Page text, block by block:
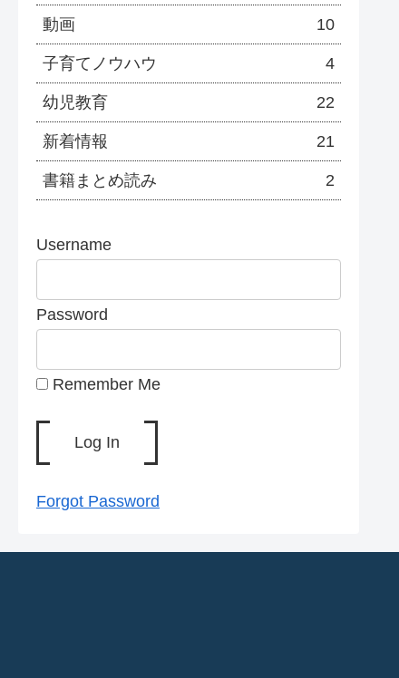
動画 10
子育てノウハウ 4
幼児教育 22
新着情報 21
書籍まとめ読み 2
Username
Password
Remember Me
Forgot Password